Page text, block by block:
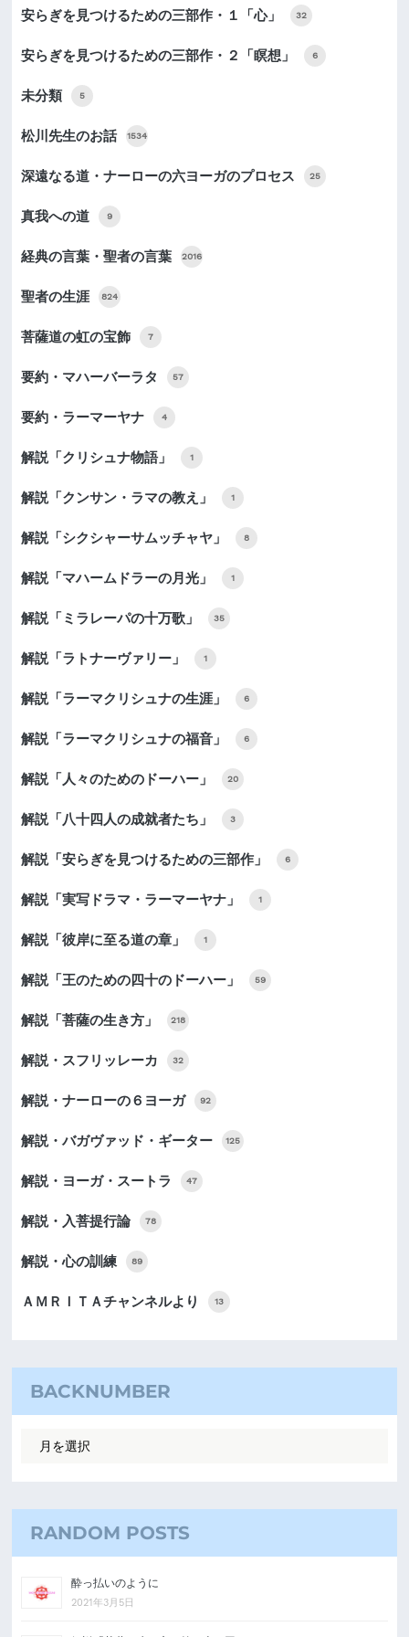
安らぎを見つけるための三部作・１「心」 32
安らぎを見つけるための三部作・２「瞑想」 6
未分類 5
松川先生のお話 1534
深遠なる道・ナーローの六ヨーガのプロセス 25
真我への道 9
経典の言葉・聖者の言葉 2016
聖者の生涯 824
菩薩道の虹の宝飾 7
要約・マハーバーラタ 57
要約・ラーマーヤナ 4
解説「クリシュナ物語」 1
解説「クンサン・ラマの教え」 1
解説「シクシャーサムッチャヤ」 8
解説「マハームドラーの月光」 1
解説「ミラレーパの十万歌」 35
解説「ラトナーヴァリー」 1
解説「ラーマクリシュナの生涯」 6
解説「ラーマクリシュナの福音」 6
解説「人々のためのドーハー」 20
解説「八十四人の成就者たち」 3
解説「安らぎを見つけるための三部作」 6
解説「実写ドラマ・ラーマーヤナ」 1
解説「彼岸に至る道の章」 1
解説「王のための四十のドーハー」 59
解説「菩薩の生き方」 218
解説・スフリッレーカ 32
解説・ナーローの６ヨーガ 92
解説・バガヴァッド・ギーター 125
解説・ヨーガ・スートラ 47
解説・入菩提行論 78
解説・心の訓練 89
ＡＭＲＩＴＡチャンネルより 13
BACKNUMBER
RANDOM POSTS
酔っ払いのように
2021年3月5日